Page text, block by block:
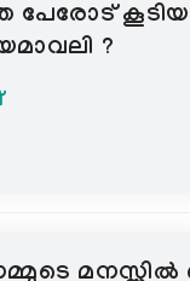
പേരോട്
?